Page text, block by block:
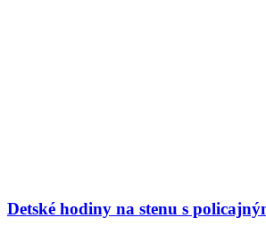
Detské hodiny na stenu s